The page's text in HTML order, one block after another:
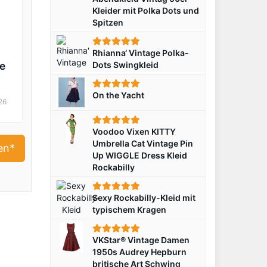
Kleider mit Polka Dots und
Spitzen
Rhianna‘ Vintage Polka-
Dots Swingkleid
On the Yacht
Voodoo Vixen KITTY
Umbrella Cat Vintage Pin
Up WIGGLE Dress Kleid
Rockabilly
Sexy Rockabilly-Kleid mit
typischem Kragen
VKStar® Vintage Damen
1950s Audrey Hepburn
britische Art Schwing